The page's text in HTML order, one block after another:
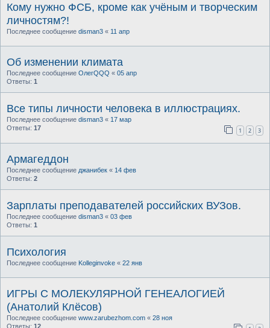
Кому нужно ФСБ, кроме как учёным и творческим
личностям?!
Последнее сообщение disman3 « 11 апр
Об изменении климата
Последнее сообщение ОлегQQQ « 05 апр
Ответы: 1
Все типы личности человека в иллюстрациях.
Последнее сообщение disman3 « 17 мар
Ответы: 17 1 2 3
Армагеддон
Последнее сообщение джанибек « 14 фев
Ответы: 2
Зарплаты преподавателей российских ВУЗов.
Последнее сообщение disman3 « 03 фев
Ответы: 1
Психология
Последнее сообщение Kolleginvoke « 22 янв
ИГРЫ С МОЛЕКУЛЯРНОЙ ГЕНЕАЛОГИЕЙ
(Анатолий Клёсов)
Последнее сообщение www.zarubezhom.com « 28 ноя
Ответы: 12